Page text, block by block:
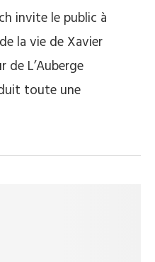
invite le public à
la vie de Xavier
de L’Auberge
toute une